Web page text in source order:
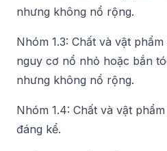
nhưng không nổ rộng.
Nhóm 1.3: Chất và vật
nguy cơ nổ nhỏ hoặc bắn
nhưng không nổ rộng.
Nhóm 1.4: Chất và vật
đáng kể.